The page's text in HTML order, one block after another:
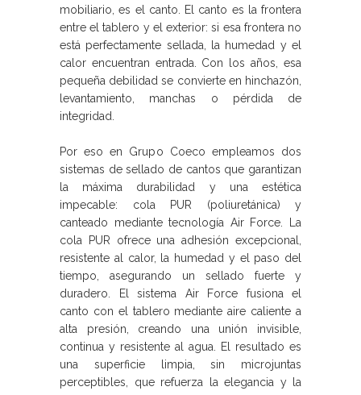
mobiliario, es el canto. El canto es la frontera
entre el tablero y el exterior: si esa frontera no
está perfectamente sellada, la humedad y el
calor encuentran entrada. Con los años, esa
pequeña debilidad se convierte en hinchazón,
levantamiento, manchas o pérdida de
integridad.
Por eso en Grupo Coeco empleamos dos
sistemas de sellado de cantos que garantizan
la máxima durabilidad y una estética
impecable: cola PUR (poliuretánica) y
canteado mediante tecnología Air Force. La
cola PUR ofrece una adhesión excepcional,
resistente al calor, la humedad y el paso del
tiempo, asegurando un sellado fuerte y
duradero. El sistema Air Force fusiona el
canto con el tablero mediante aire caliente a
alta presión, creando una unión invisible,
continua y resistente al agua. El resultado es
una superficie limpia, sin microjuntas
perceptibles, que refuerza la elegancia y la